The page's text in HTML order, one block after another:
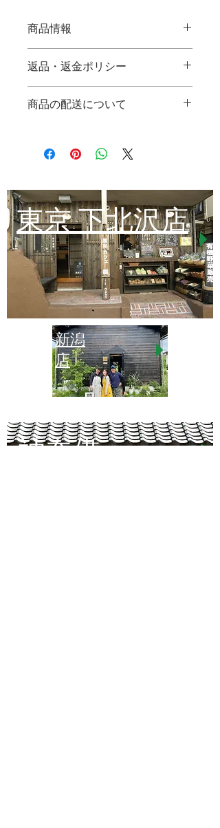
商品情報
ズ、素材、取扱説明に加え、商品の特
徴やおすすめのポイントなどを説明し
ましょう。
返品・返金ポリシー
商品にご満足いただけなかった場合の
で、お客様の信頼を獲得し、安心して
商品の配送について
ど、商品の配送に関する情報を入力し
てください。配送情報を明確にするこ
て商品をご購入いただけます。
東京 下北沢店
新潟
店
神奈備